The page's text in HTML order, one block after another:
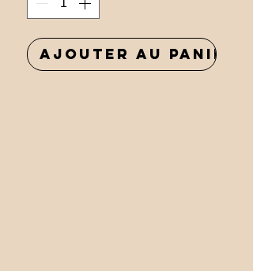
Ajouter au panier